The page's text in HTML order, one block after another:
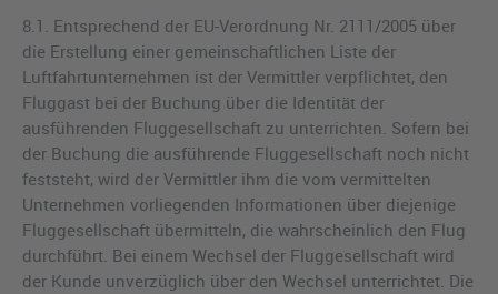
8.1. Entsprechend der EU-Verordnung Nr. 2111/2005 über
die Erstellung einer gemeinschaftlichen Liste der
Luftfahrtunternehmen ist der Vermittler verpflichtet, den
Fluggast bei der Buchung über die Identität der
ausführenden Fluggesellschaft zu unterrichten. Sofern bei
der Buchung die ausführende Fluggesellschaft noch nicht
feststeht, wird der Vermittler ihm die vom vermittelten
Unternehmen vorliegenden Informationen über diejenige
Fluggesellschaft übermitteln, die wahrscheinlich den Flug
durchführt. Bei einem Wechsel der Fluggesellschaft wird
der Kunde unverzüglich über den Wechsel unterrichtet. Die